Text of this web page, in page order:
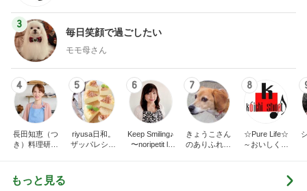
3
毎日笑顔で過ごしたい
モモ母さん
4
長田知恵（つ
き）料理研究
キッチンアイ
テム」
5
riyusa日和。
ザッパレシピ
6
Keep Smiling♪
〜noripetit lif
7
きょうこさん
のありふれた
8
☆Pure Life☆
～おいしく、
もっと見る